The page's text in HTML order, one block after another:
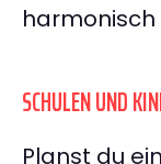
harmonisch
SCHULEN UND
Planst du